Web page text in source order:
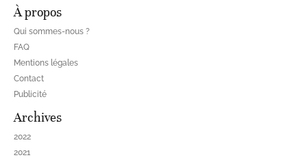
À propos
Qui sommes-nous ?
FAQ
Mentions légales
Contact
Publicité
Archives
2022
2021